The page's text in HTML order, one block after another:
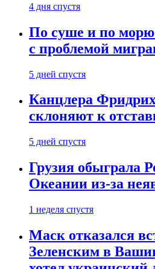
4 дня спустя
По суше и по
с проблемой
5 дней спустя
Канцлера
склоняют к
5 дней спустя
Грузия обыграла
Океании из-за
1 неделя спустя
Маск отказался
Зеленским в